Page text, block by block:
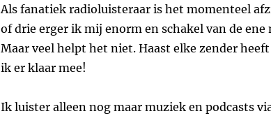
Als fanatiek radioluisteraar is het momenteel
of drie erger ik mij enorm en schakel van de ene
Maar veel helpt het niet. Haast elke zender
ik er klaar mee!
Ik luister alleen nog maar muziek en podcasts